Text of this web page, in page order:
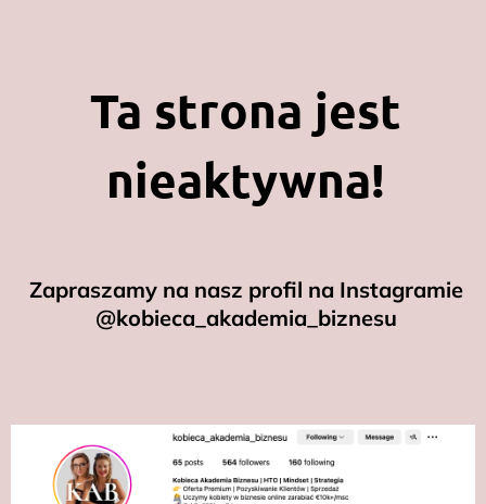
Ta strona jest
nieaktywna!
Zapraszamy na nasz profil na Instagramie
@kobieca_akademia_biznesu